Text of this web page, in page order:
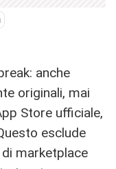
anche
originali, mai
Store ufficiale,
esclude
marketplace